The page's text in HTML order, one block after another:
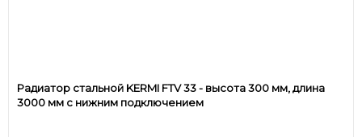
Радиатор стальной KERMI FTV 33 - высота 300 мм, длина
3000 мм с нижним подключением